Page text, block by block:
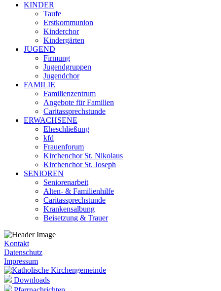
KINDER
Taufe
Erstkommunion
Kinderchor
Kindergärten
JUGEND
Firmung
Jugendgruppen
Jugendchor
FAMILIE
Familienzentrum
Angebote für Familien
Caritassprechstunde
ERWACHSENE
Eheschließung
kfd
Frauenforum
Kirchenchor St. Nikolaus
Kirchenchor St. Joseph
SENIOREN
Seniorenarbeit
Alten- & Familienhilfe
Caritassprechstunde
Krankensalbung
Beisetzung & Trauer
Kontakt
Datenschutz
Impressum
Downloads